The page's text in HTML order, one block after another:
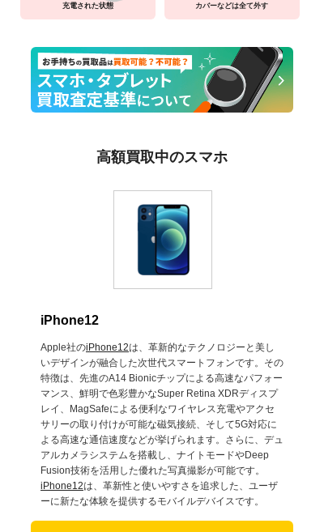
充電された状態
カバーなどは全て外す
高額買取中のスマホ
iPhone12
Apple社のiPhone12は、革新的なテクノロジーと美し
いデザインが融合した次世代スマートフォンです。その
特徴は、先進のA14 Bionicチップによる高速なパフォー
マンス、鮮明で色彩豊かなSuper Retina XDRディスプ
レイ、MagSafeによる便利なワイヤレス充電やアクセ
サリーの取り付けが可能な磁気接続、そして5G対応に
よる高速な通信速度などが挙げられます。さらに、デュ
アルカメラシステムを搭載し、ナイトモードやDeep
Fusion技術を活用した優れた写真撮影が可能です。
iPhone12は、革新性と使いやすさを追求した、ユーザ
ーに新たな体験を提供するモバイルデバイスです。